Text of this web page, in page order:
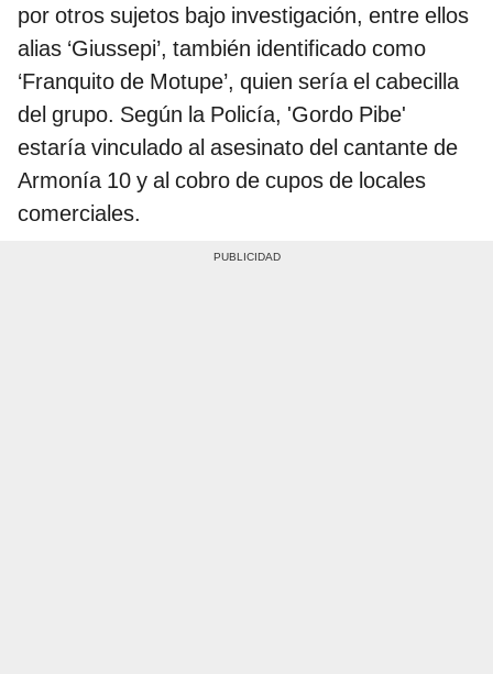
por otros sujetos bajo investigación, entre ellos
alias ‘Giussepi’, también identificado como
‘Franquito de Motupe’, quien sería el cabecilla
del grupo. Según la Policía, 'Gordo Pibe'
estaría vinculado al asesinato del cantante de
Armonía 10 y al cobro de cupos de locales
comerciales.